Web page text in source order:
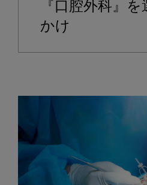
『口腔外科』
かけ